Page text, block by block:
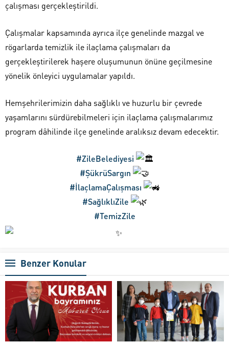
çalışması gerçekleştirildi.
Çalışmalar kapsamında ayrıca ilçe genelinde mazgal ve
rögarlarda temizlik ile ilaçlama çalışmaları da
gerçekleştirilerek haşere oluşumunun önüne geçilmesine
yönelik önleyici uygulamalar yapıldı.
Hemşehrilerimizin daha sağlıklı ve huzurlu bir çevrede
yaşamlarını sürdürebilmeleri için ilaçlama çalışmalarımız
program dâhilinde ilçe genelinde aralıksız devam edecektir.
#ZileBelediyesi
#ŞükrüSargın
#İlaçlamaÇalışması
#SağlıklıZile
#TemizZile
Benzer Konular